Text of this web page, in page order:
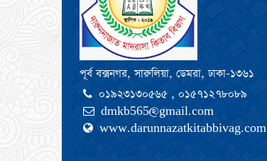
পূর্ব বক্সনগর, সারুলিয়া, ডেমরা, ঢাকা-১৩৬১
০১৯২৩১৩০৫৬৫ , ০১৫৭১২৭৮০৮৯
dmkb565@gmail.com
www.darunnazatkitabbivag.com